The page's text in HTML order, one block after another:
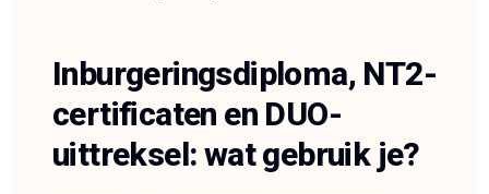
Inburgeringsdiploma, NT2-
certificaten en DUO-
uittreksel: wat gebruik je?